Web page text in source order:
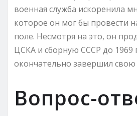
военная служба искоренила
которое он мог бы провести
поле. Несмотря на это, он
ЦСКА и сборную СССР до 1969
окончательно завершил свою
Вопрос-